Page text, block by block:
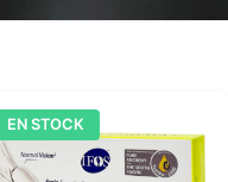
EN STOCK